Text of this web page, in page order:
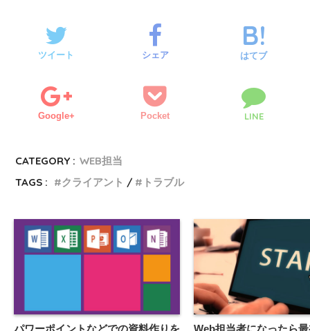
ツイート シェア はてブ
Google+ Pocket LINE
CATEGORY : WEB担当
TAGS :
クライアント トラブル